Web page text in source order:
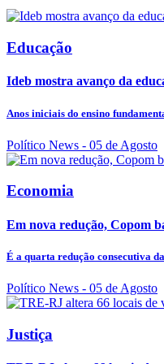
Educação
Ideb mostra avanço da
Anos iniciais do ensino
Político News - 05 de Agosto
Economia
Em nova redução, Copom
É a quarta redução consecutiva
Político News - 05 de Agosto
Justiça